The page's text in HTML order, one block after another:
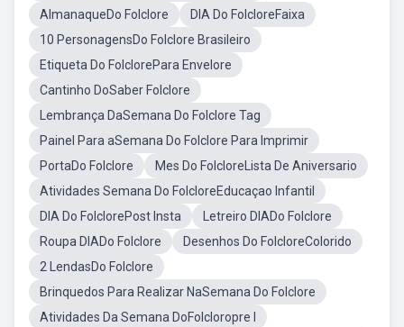
AlmanaqueDo Folclore
DIA Do FolcloreFaixa
10 PersonagensDo Folclore Brasileiro
Etiqueta Do FolclorePara Envelore
Cantinho DoSaber Folclore
Lembrança DaSemana Do Folclore Tag
Painel Para aSemana Do Folclore Para Imprimir
PortaDo Folclore
Mes Do FolcloreLista De Aniversario
Atividades Semana Do FolcloreEducaçao Infantil
DIA Do FolclorePost Insta
Letreiro DIADo Folclore
Roupa DIADo Folclore
Desenhos Do FolcloreColorido
2 LendasDo Folclore
Brinquedos Para Realizar NaSemana Do Folclore
Atividades Da Semana DoFolcloropre I